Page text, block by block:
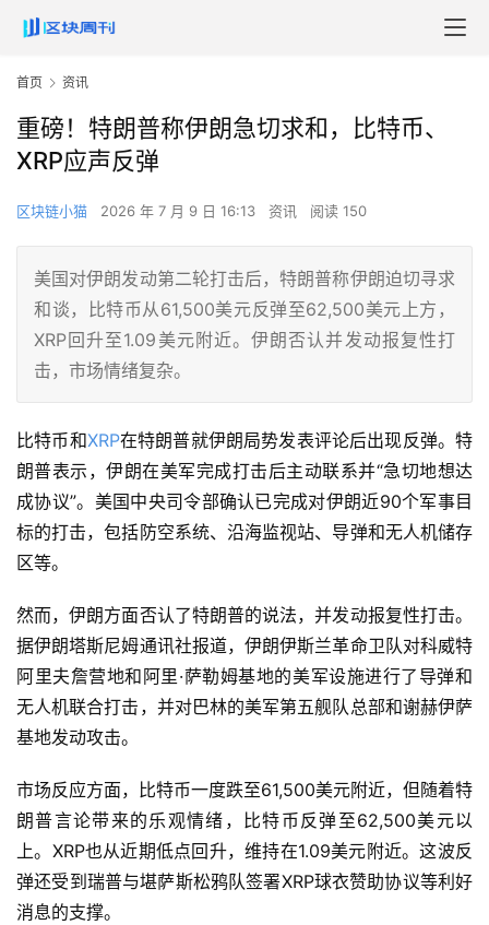
首页 资讯
重磅！特朗普称伊朗急切求和，比特币、
XRP应声反弹
区块链小猫 2026 年 7 月 9 日 16:13 资讯 阅读 150
美国对伊朗发动第二轮打击后，特朗普称伊朗迫切寻求
和谈，比特币从61,500美元反弹至62,500美元上方，
XRP回升至1.09美元附近。伊朗否认并发动报复性打
击，市场情绪复杂。
比特币和XRP在特朗普就伊朗局势发表评论后出现反弹。特
朗普表示，伊朗在美军完成打击后主动联系并“急切地想达
成协议”。美国中央司令部确认已完成对伊朗近90个军事目
标的打击，包括防空系统、沿海监视站、导弹和无人机储存
区等。
然而，伊朗方面否认了特朗普的说法，并发动报复性打击。
据伊朗塔斯尼姆通讯社报道，伊朗伊斯兰革命卫队对科威特
阿里夫詹营地和阿里·萨勒姆基地的美军设施进行了导弹和
无人机联合打击，并对巴林的美军第五舰队总部和谢赫伊萨
基地发动攻击。
市场反应方面，比特币一度跌至61,500美元附近，但随着特
朗普言论带来的乐观情绪，比特币反弹至62,500美元以
上。XRP也从近期低点回升，维持在1.09美元附近。这波反
弹还受到瑞普与堪萨斯松鸦队签署XRP球衣赞助协议等利好
消息的支撑。